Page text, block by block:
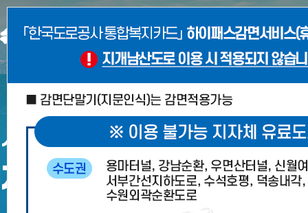
도로교통
시간을 아껴주는 길
지개남산도시고속화도
시간을 아껴주는 길
지개남산도시고속화도
시간을 아껴주는 길
지개남산도시고속화도